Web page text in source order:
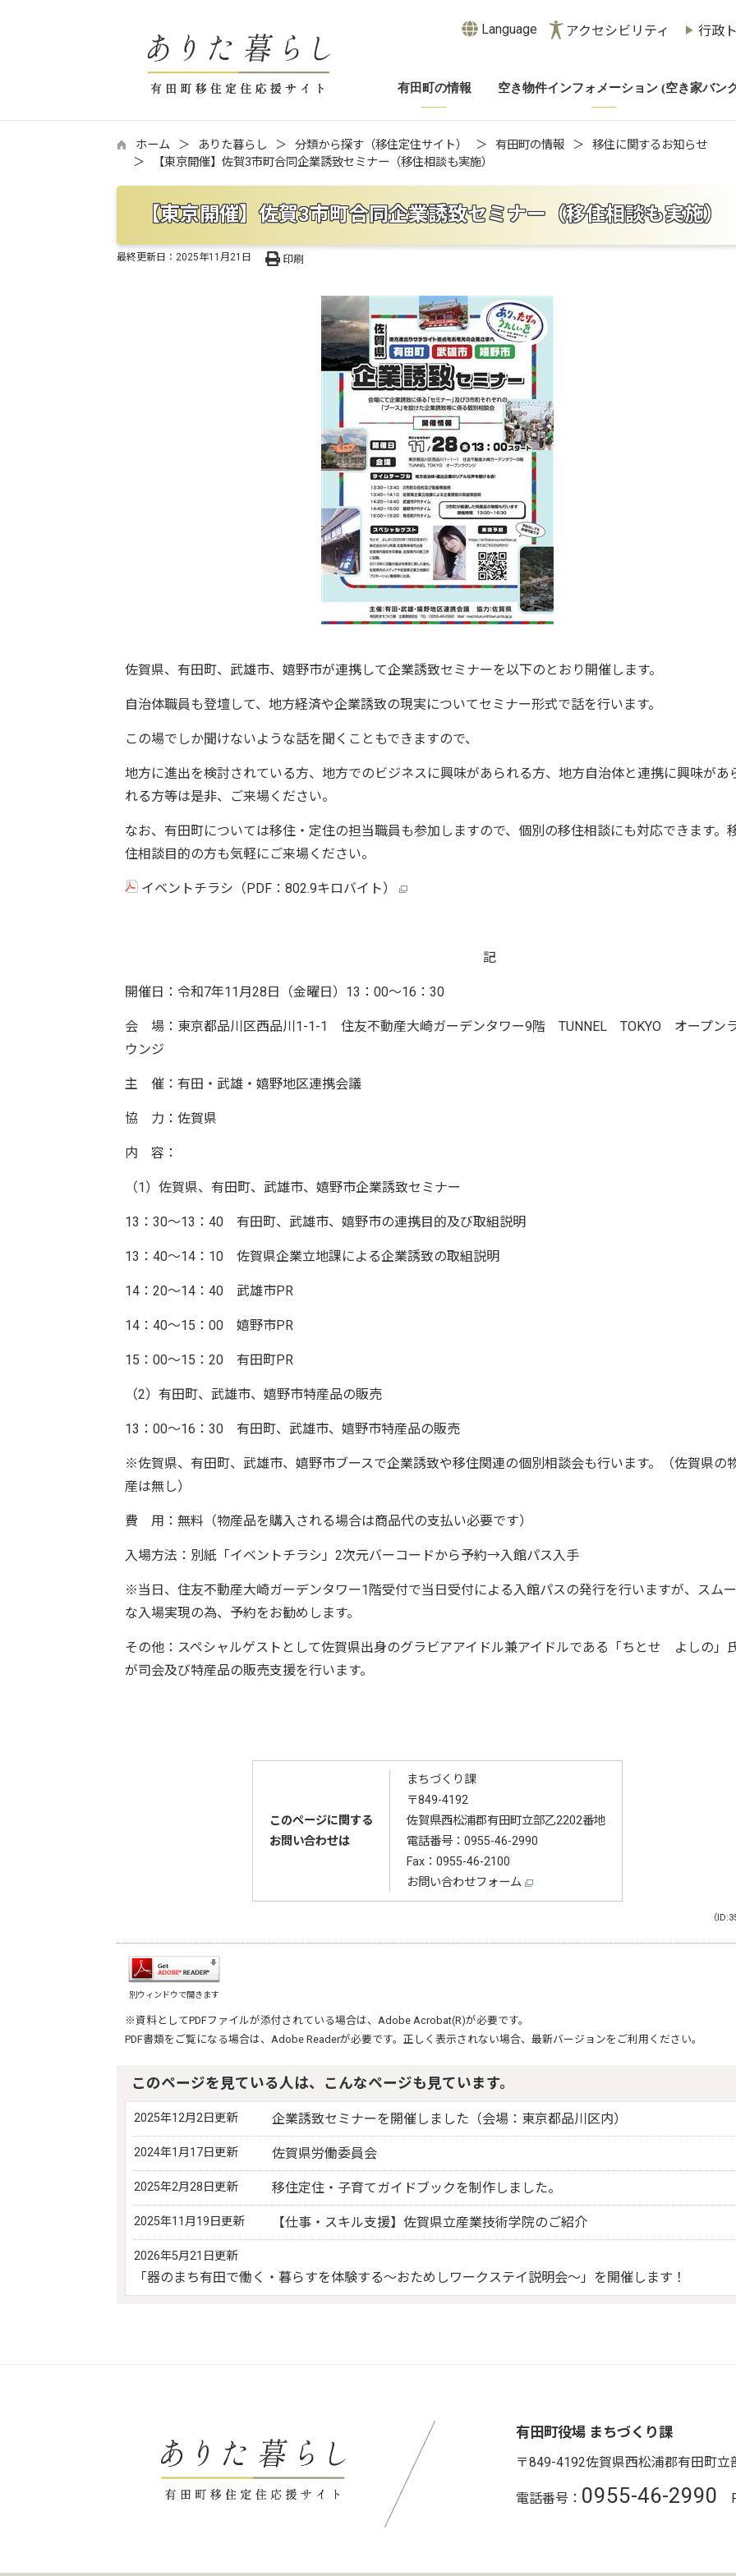
Language アクセシビリティ 行政
有田町の情報 空き物件インフォメーション (空き家バン
ホーム ありた暮らし 分類から探す（移住定住サイト） 有田町の情報
移住に関するお知らせ
【東京開催】佐賀3市町合同企業誘致セミナー（移住相談も実施）
【東京開催】佐賀3市町合同企業誘致セミナー（移住相談も実施）
最終更新日： 2025年11月21日 印刷
佐賀県、有田町、武雄市、嬉野市が連携して企業誘致セミナーを以下のとおり開催します。
自治体職員も登壇して、地方経済や企業誘致の現実についてセミナー形式で話を行います。
この場でしか聞けないような話を聞くこともできますので、
地方に進出を検討されている方、地方でのビジネスに興味があられる方、地方自治体と連携に興味があ
れる方等は是非、ご来場ください。
なお、有田町については移住・定住の担当職員も参加しますので、個別の移住相談にも対応できます。
住相談目的の方も気軽にご来場ください。
イベントチラシ（PDF：802.9キロバイト）
記
開催日：令和7年11月28日（金曜日）13：00～16：30
会 場：東京都品川区西品川1-1-1 住友不動産大崎ガーデンタワー9階 TUNNEL TOKYO オープン
ウンジ
主 催：有田・武雄・嬉野地区連携会議
協 力：佐賀県
内 容：
（1）佐賀県、有田町、武雄市、嬉野市企業誘致セミナー
13：30～13：40 有田町、武雄市、嬉野市の連携目的及び取組説明
13：40～14：10 佐賀県企業立地課による企業誘致の取組説明
14：20～14：40 武雄市PR
14：40～15：00 嬉野市PR
15：00～15：20 有田町PR
（2）有田町、武雄市、嬉野市特産品の販売
13：00～16：30 有田町、武雄市、嬉野市特産品の販売
※佐賀県、有田町、武雄市、嬉野市ブースで企業誘致や移住関連の個別相談会も行います。（佐賀県の
産は無し）
費 用：無料（物産品を購入される場合は商品代の支払い必要です）
入場方法：別紙「イベントチラシ」2次元バーコードから予約→入館パス入手
※当日、住友不動産大崎ガーデンタワー1階受付で当日受付による入館パスの発行を行いますが、スム
な入場実現の為、予約をお勧めします。
その他：スペシャルゲストとして佐賀県出身のグラビアアイドル兼アイドルである「ちとせ よしの」
が司会及び特産品の販売支援を行います。
このページに関する
お問い合わせは
まちづくり課
〒849-4192
佐賀県西松浦郡有田町立部乙2202番地
電話番号： 0955-46-2990
Fax：0955-46-2100
お問い合わせフォーム
（
別ウィンドウで開きます
※資料としてPDFファイルが添付されている場合は、 Adobe Acrobat(R)が必要です。
PDF書類をご覧になる場合は、 Adobe Readerが必要です。正しく表示されない場合、最新バージョンをご利用ください。
このページを見ている人は、こんなページも見ています。
2025年12月2日更新 企業誘致セミナーを開催しました（会場：東京都品川区内）
2024年1月17日更新 佐賀県労働委員会
2025年2月28日更新 移住定住・子育てガイドブックを制作しました。
2025年11月19日更新 【仕事・スキル支援】佐賀県立産業技術学院のご紹介
2026年5月21日更新
「器のまち有田で働く・暮らすを体験する～おためしワークステイ説明会～」を開催します！
有田町役場 まちづくり課
〒849-4192佐賀県西松浦郡有田町立
電話番号： 0955-46-2990